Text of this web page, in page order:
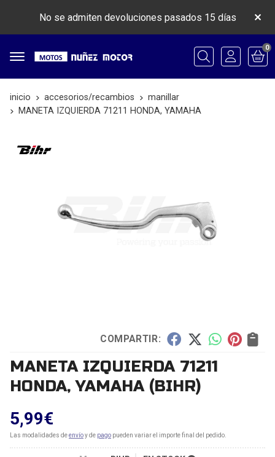
No se admiten devoluciones pasados 15 días
Buscar
0
inicio accesorios/recambios
manillar
MANETA IZQUIERDA 71211 HONDA, YAMAHA
COMPARTIR:
MANETA IZQUIERDA 71211
HONDA, YAMAHA (BIHR)
5,99€
Las modalidades deenvíoy de pago pueden variar el importe final del pedido.